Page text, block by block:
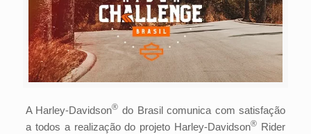
A Harley-Davidson® do Brasil comunica com satisfação
a todos a realização do projeto Harley-Davidson® Rider